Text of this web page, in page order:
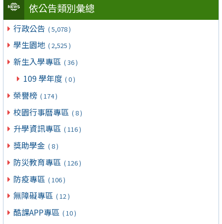
依公告類別彙總
行政公告 ( 5,078 )
學生園地 ( 2,525 )
新生入學專區 ( 36 )
109 學年度 ( 0 )
榮譽榜 ( 174 )
校園行事曆專區 ( 8 )
升學資訊專區 ( 116 )
獎助學金 ( 8 )
防災教育專區 ( 126 )
防疫專區 ( 106 )
無障礙專區 ( 12 )
酷課APP專區 ( 10 )